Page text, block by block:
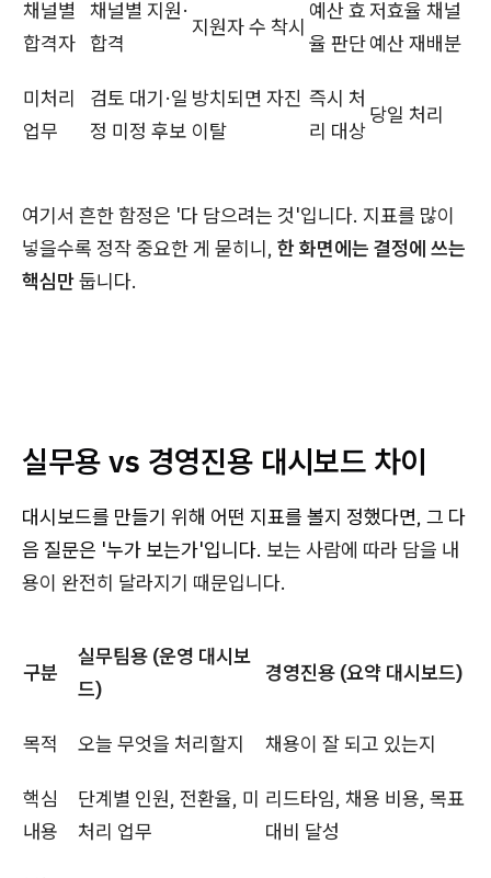
채널별
합격자
채널별 지원·
합격
지원자 수 착시
예산 효
율 판단
저효율 채널
예산 재배분
미처리
업무
검토 대기·일
정 미정 후보
방치되면 자진
이탈
즉시 처
리 대상
당일 처리
여기서 흔한 함정은 '다 담으려는 것'입니다. 지표를 많이
넣을수록 정작 중요한 게 묻히니, 한 화면에는 결정에 쓰는
핵심만둡니다.
실무용 vs 경영진용 대시보드 차이
대시보드를 만들기 위해 어떤 지표를 볼지 정했다면, 그 다
음 질문은 '누가 보는가'입니다. 보는 사람에 따라 담을 내
용이 완전히 달라지기 때문입니다.
구분
실무팀용 (운영 대시보
드)
경영진용 (요약 대시보드)
목적 오늘 무엇을 처리할지 채용이 잘 되고 있는지
핵심
내용
단계별 인원, 전환율, 미
처리 업무
리드타임, 채용 비용, 목표
대비 달성